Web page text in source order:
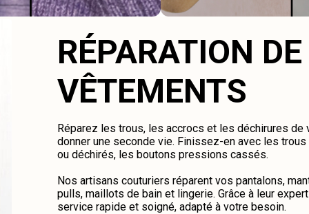
RÉPARATION DE
VÊTEMENTS
Réparez les trous, les accrocs et les déchirures de
donner une seconde vie. Finissez-en avec les
ou déchirés, les boutons pressions cassés.
Nos artisans couturiers réparent vos pantalons,
pulls, maillots de bain et lingerie. Grâce à leur
service rapide et soigné, adapté à votre besoin.